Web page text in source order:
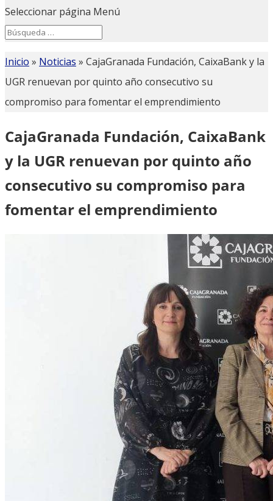
Seleccionar página Menú
Search
for...
Inicio » Noticias » CajaGranada Fundación, CaixaBank y la
UGR renuevan por quinto año consecutivo su
compromiso para fomentar el emprendimiento
CajaGranada Fundación, CaixaBank
y la UGR renuevan por quinto año
consecutivo su compromiso para
fomentar el emprendimiento